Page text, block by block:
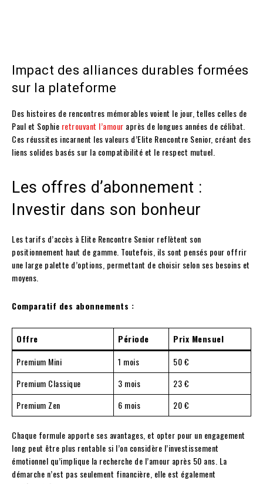
Impact des alliances durables formées
sur la plateforme
Des histoires de rencontres mémorables voient le jour, telles celles de
Paul et Sophie retrouvant l’amour après de longues années de célibat.
Ces réussites incarnent les valeurs d’Elite Rencontre Senior, créant des
liens solides basés sur la compatibilité et le respect mutuel.
Les offres d’abonnement :
Investir dans son bonheur
Les tarifs d’accès à Elite Rencontre Senior reflètent son
positionnement haut de gamme. Toutefois, ils sont pensés pour offrir
une large palette d’options, permettant de choisir selon ses besoins et
moyens.
Comparatif des abonnements :
Offre Période
Prix Mensuel
Premium Mini
1 mois
50 €
Premium Classique
3 mois
23 €
Premium Zen
6 mois 20 €
Chaque formule apporte ses avantages, et opter pour un engagement
long peut être plus rentable si l’on considère l’investissement
émotionnel qu’implique la recherche de l’amour après 50 ans. La
démarche n’est pas seulement financière, elle est également